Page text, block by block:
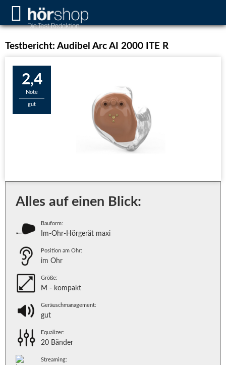
Testbericht: Audibel Arc AI 2000 ITE R
2,4
Note
gut
Alles auf einen Blick:
Bauform:
Im-Ohr-Hörgerät maxi
Position am Ohr:
im Ohr
Größe:
M - kompakt
Geräuschmanagement:
gut
Equalizer:
20 Bänder
Streaming: